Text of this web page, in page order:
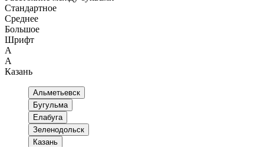
Стандартное
Среднее
Большое
Шрифт
А
А
Казань
Альметьевск
Бугульма
Елабуга
Зеленодольск
Казань